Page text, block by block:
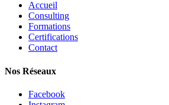
Accueil
Consulting
Formations
Certifications
Contact
Nos Réseaux
Facebook